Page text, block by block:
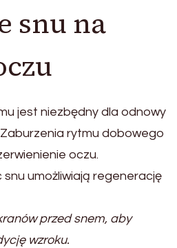
snu na
jest niezbędny dla odnowy
rytmu dobowego
oczu.
snu umożliwiają regenerację
przed snem, aby
wzroku.